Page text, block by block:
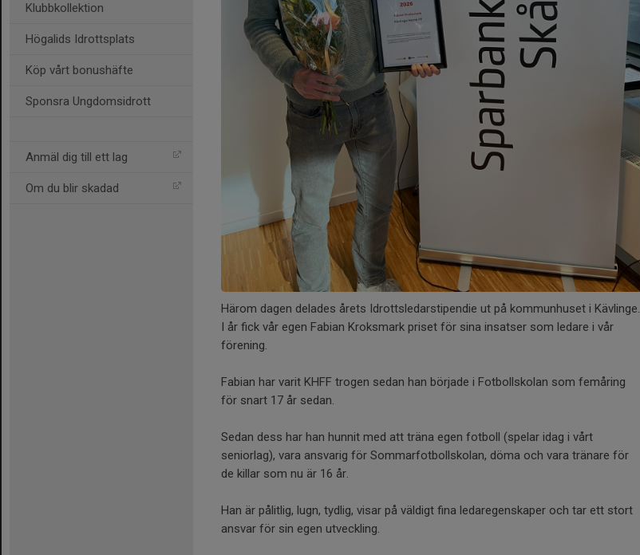
Klubbkollektion
Högalids Idrottsplats
Köp vårt bonushäfte
Sponsra Ungdomsidrott
Anmäl dig till ett lag
Om du blir skadad
Härom dagen delades årets Idrottsledarstipendie ut på kommunhuset i Kävlinge.
I år fick vår egen Fabian Kroksmark priset för sina insatser som ledare i vår
förening.
Fabian har varit KHFF trogen sedan han började i Fotbollskolan som femåring
för snart 17 år sedan.
Sedan dess har han hunnit med att träna egen fotboll (spelar idag i vårt
seniorlag), vara ansvarig för Sommarfotbollskolan, döma och vara tränare för
de killar som nu är 16 år.
Han är pålitlig, lugn, tydlig, visar på väldigt fina ledaregenskaper och tar ett stort
ansvar för sin egen utveckling.